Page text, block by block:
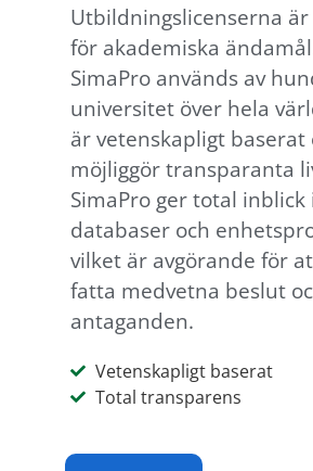
Utbildningslicenserna är
för akademiska
SimaPro används av
universitet över hela
är vetenskapligt baserat
möjliggör transparanta
SimaPro ger total inblick
databaser och
vilket är avgörande för
fatta medvetna beslut
antaganden.
Vetenskapligt baserat
Total transparens